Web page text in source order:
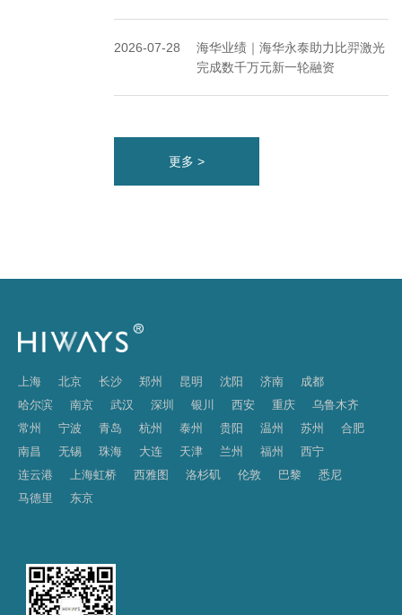
2026-07-28
海华业绩｜海华永泰助力比羿激光
完成数千万元新一轮融资
更多 >
上海 北京 长沙 郑州 昆明 沈阳 济南
成都
哈尔滨
南京 武汉 深圳 银川 西安 重庆
乌鲁木齐
常州
宁波 青岛 杭州 泰州 贵阳 温州 苏州
合肥
南昌
无锡 珠海 大连 天津 兰州 福州
西宁
连云港
上海虹桥 西雅图 洛杉矶 伦敦 巴黎
悉尼
马德里
东京